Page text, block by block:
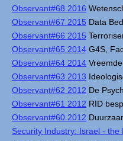
Observant#68 2016
Observant#67 2015 Data
Observant#66 2015
Observant#65 2014 G4S,
Observant#64 2014
Observant#63 2013
Observant#62 2012 De
Observant#61 2012 RID
Observant#60 2012
Security Industry: Israel - the